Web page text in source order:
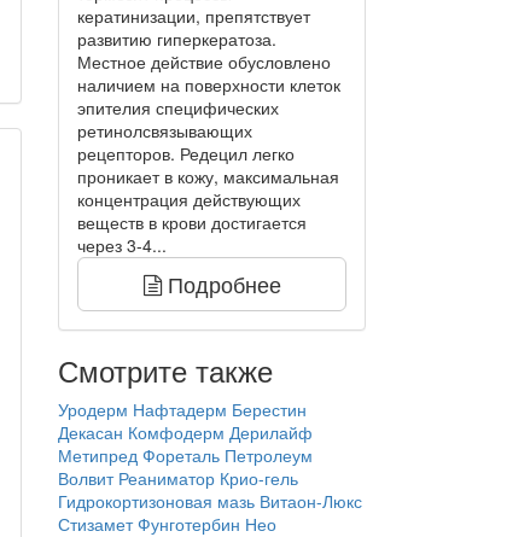
кератинизации, препятствует
развитию гиперкератоза.
Местное действие обусловлено
наличием на поверхности клеток
эпителия специфических
ретинолсвязывающих
рецепторов. Редецил легко
проникает в кожу, максимальная
концентрация действующих
веществ в крови достигается
через 3-4...
Подробнее
Смотрите также
Уродерм Нафтадерм Берестин
Декасан Комфодерм Дерилайф
Метипред Фореталь Петролеум
Волвит Реаниматор Крио-гель
Гидрокортизоновая мазь Витаон-Люкс
Стизамет Фунготербин Нео